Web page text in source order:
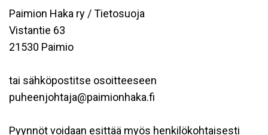
Paimion Haka ry / Tietosuoja
Vistantie 63
21530 Paimio
tai sähköpostitse osoitteeseen
puheenjohtaja@paimionhaka.fi
Pyynnöt voidaan esittää myös henkilökohtaisesti